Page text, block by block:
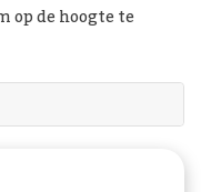
op de hoogte te